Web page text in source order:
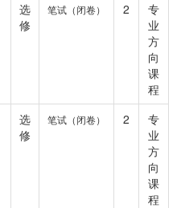
选
修
笔试（闭卷） 2
专
业
方
向
课
程
选
修
笔试（闭卷） 2
专
业
方
向
课
程